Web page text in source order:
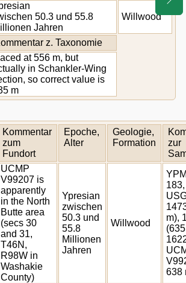
50.3 und 55.8
Jahren
Willwood
z. Taxonomie
at 556 m, but
in Schankler-Wing
so correct value is
m
Kommentar
zum
Fundort
Epoche,
Alter
Geologie,
Formation
zur
UCMP
V99207 is
apparently
in the North
Butte area
(secs 30
and 31,
T46N,
R98W in
Washakie
County)
Ypresian
zwischen
50.3 und
55.8
Millionen
Jahren
Willwood
m),
638